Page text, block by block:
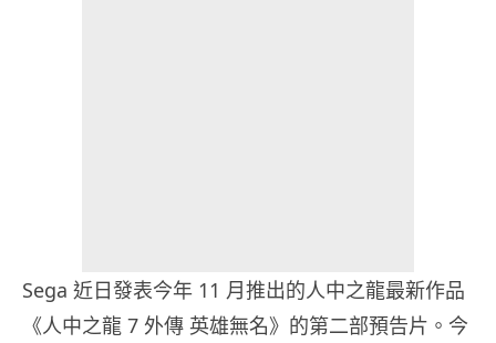
Sega 近日發表今年 11 月推出的人中之龍最新作品
《人中之龍 7 外傳 英雄無名》的第二部預告片。今